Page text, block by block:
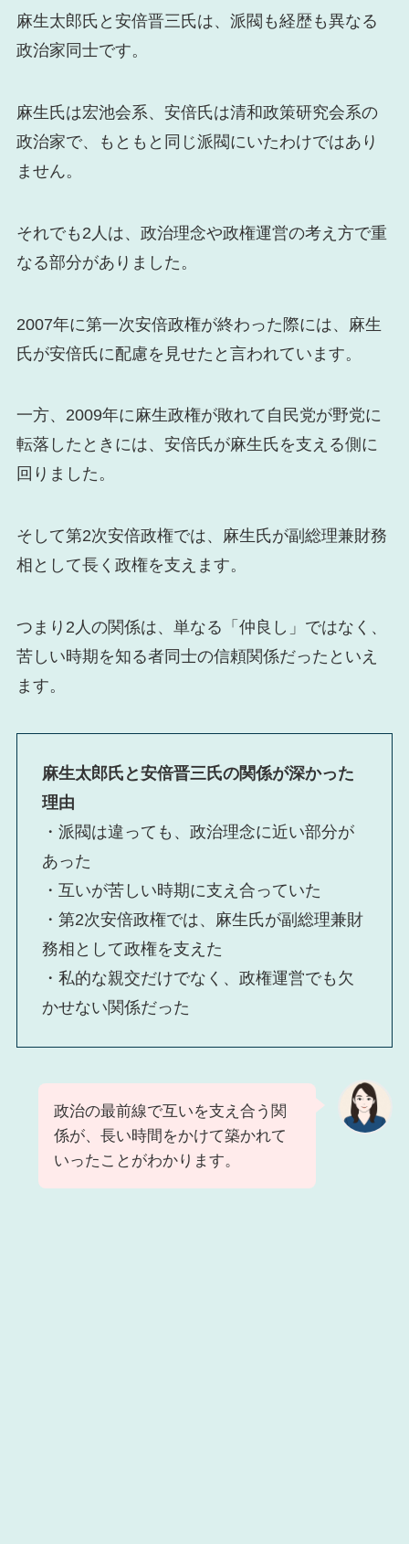
麻生太郎氏と安倍晋三氏は、派閥も経歴も異なる
政治家同士です。
麻生氏は宏池会系、安倍氏は清和政策研究会系の
政治家で、もともと同じ派閥にいたわけではあり
ません。
それでも2人は、政治理念や政権運営の考え方で重
なる部分がありました。
2007年に第一次安倍政権が終わった際には、麻生
氏が安倍氏に配慮を見せたと言われています。
一方、2009年に麻生政権が敗れて自民党が野党に
転落したときには、安倍氏が麻生氏を支える側に
回りました。
そして第2次安倍政権では、麻生氏が副総理兼財務
相として長く政権を支えます。
つまり2人の関係は、単なる「仲良し」ではなく、
苦しい時期を知る者同士の信頼関係だったといえ
ます。
麻生太郎氏と安倍晋三氏の関係が深かった
理由
・派閥は違っても、政治理念に近い部分が
あった
・互いが苦しい時期に支え合っていた
・第2次安倍政権では、麻生氏が副総理兼財
務相として政権を支えた
・私的な親交だけでなく、政権運営でも欠
かせない関係だった
政治の最前線で互いを支え合う関
係が、長い時間をかけて築かれて
いったことがわかります。